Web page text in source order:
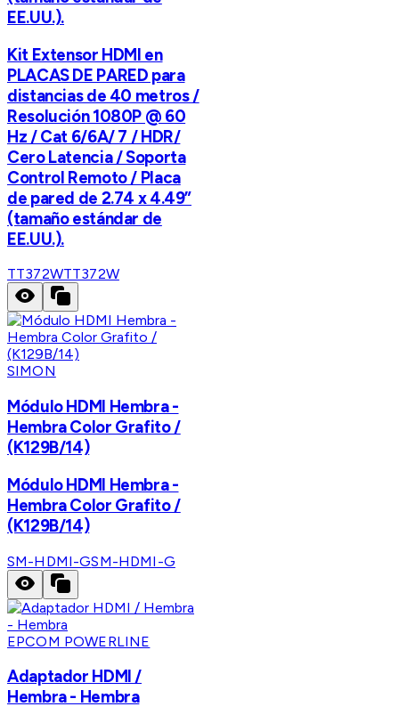
EE.UU.).
Kit Extensor HDMI en
PLACAS DE PARED para
distancias de 40 metros /
Resolución 1080P @ 60
Hz / Cat 6/6A/ 7 / HDR/
Cero Latencia / Soporta
Control Remoto / Placa
de pared de 2.74 x 4.49”
(tamaño estándar de
EE.UU.).
TT372WTT372W
SIMON
Módulo HDMI Hembra -
Hembra Color Grafito /
(K129B/14)
Módulo HDMI Hembra -
Hembra Color Grafito /
(K129B/14)
SM-HDMI-GSM-HDMI-G
EPCOM POWERLINE
Adaptador HDMI /
Hembra - Hembra